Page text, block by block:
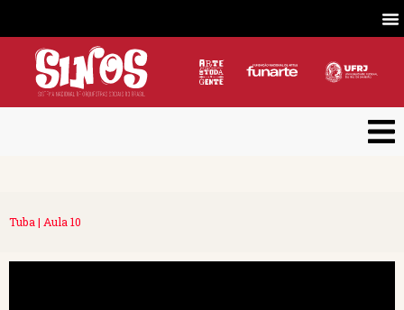
Tuba | Aula 10